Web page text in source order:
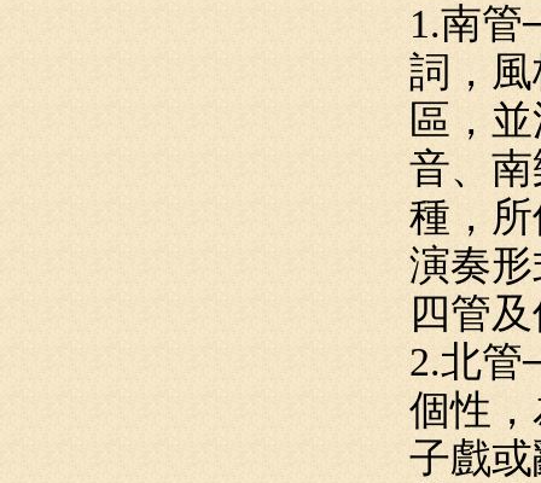
1.南
詞，
區，
音、
種，
演奏
四管
2.北管
個性
子戲